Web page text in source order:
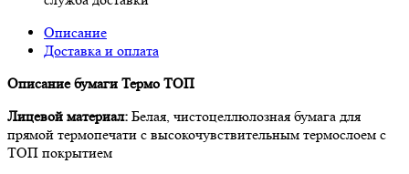
Описание
Доставка и оплата
Описание бумаги Термо ТОП
Лицевой материал: Белая, чистоцеллюлозная бумага для
прямой термопечати с высокочувствительным термослоем с
ТОП покрытием